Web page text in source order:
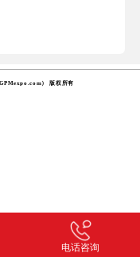
） 版权所有
电话咨询